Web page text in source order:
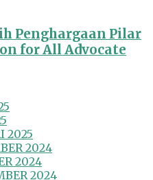
Penghargaan Pilar
for All Advocate
2025
2024
2024
2024